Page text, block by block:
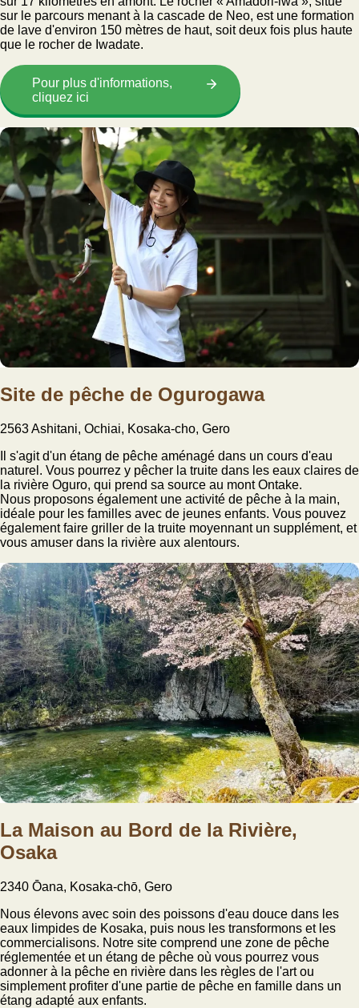
sur le parcours menant à la cascade de Neo, est une formation
de lave d'environ 150 mètres de haut, soit deux fois plus haute
que le rocher de Iwadate.
Pour plus d'informations,
cliquez ici
Site de pêche de Ogurogawa
2563 Ashitani, Ochiai, Kosaka-cho, Gero
Il s'agit d'un étang de pêche aménagé dans un cours d'eau
naturel. Vous pourrez y pêcher la truite dans les eaux claires de
la rivière Oguro, qui prend sa source au mont Ontake.
Nous proposons également une activité de pêche à la main,
idéale pour les familles avec de jeunes enfants. Vous pouvez
également faire griller de la truite moyennant un supplément, et
vous amuser dans la rivière aux alentours.
La Maison au Bord de la Rivière,
Osaka
2340 Ōana, Kosaka-chō, Gero
Nous élevons avec soin des poissons d'eau douce dans les
eaux limpides de Kosaka, puis nous les transformons et les
commercialisons. Notre site comprend une zone de pêche
réglementée et un étang de pêche où vous pourrez vous
adonner à la pêche en rivière dans les règles de l'art ou
simplement profiter d'une partie de pêche en famille dans un
étang adapté aux enfants.